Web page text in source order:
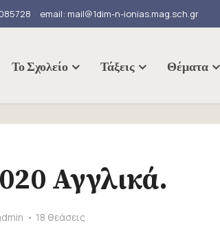
email: mail@1dim-n-ionias.mag.sch.gr
Το Σχολείο Τάξεις Θέματα
Αγγλικά.
18 θεάσεις